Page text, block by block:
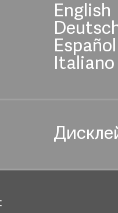
English
Español
Italiano